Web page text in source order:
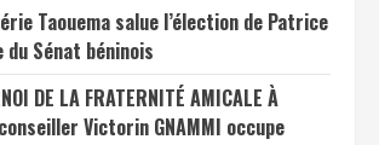
Taouema salue l’élection de Patrice
Sénat béninois
DE LA FRATERNITÉ AMICALE À
Victorin GNAMMI occupe